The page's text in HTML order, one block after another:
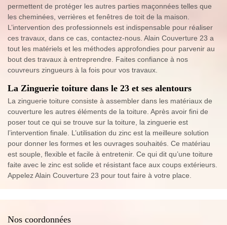
permettent de protéger les autres parties maçonnées telles que
les cheminées, verrières et fenêtres de toit de la maison.
L’intervention des professionnels est indispensable pour réaliser
ces travaux, dans ce cas, contactez-nous. Alain Couverture 23 a
tout les matériels et les méthodes approfondies pour parvenir au
bout des travaux à entreprendre. Faites confiance à nos
couvreurs zingueurs à la fois pour vos travaux.
La Zinguerie toiture dans le 23 et ses alentours
La zinguerie toiture consiste à assembler dans les matériaux de
couverture les autres éléments de la toiture. Après avoir fini de
poser tout ce qui se trouve sur la toiture, la zinguerie est
l’intervention finale. L’utilisation du zinc est la meilleure solution
pour donner les formes et les ouvrages souhaités. Ce matériau
est souple, flexible et facile à entretenir. Ce qui dit qu’une toiture
faite avec le zinc est solide et résistant face aux coups extérieurs.
Appelez Alain Couverture 23 pour tout faire à votre place.
Nos coordonnées